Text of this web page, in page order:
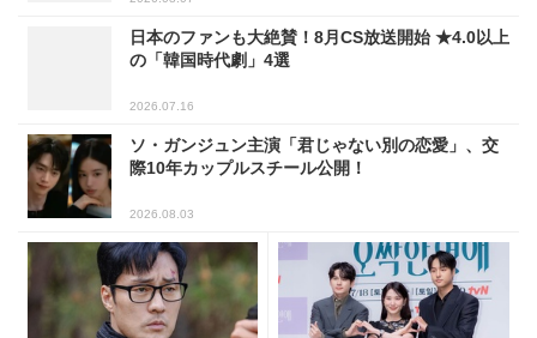
日本のファンも大絶賛！8月CS放送開始 ★4.0以上
の「韓国時代劇」4選
2026.07.16
ソ・ガンジュン主演「君じゃない別の恋愛」、交
際10年カップルスチール公開！
2026.08.03